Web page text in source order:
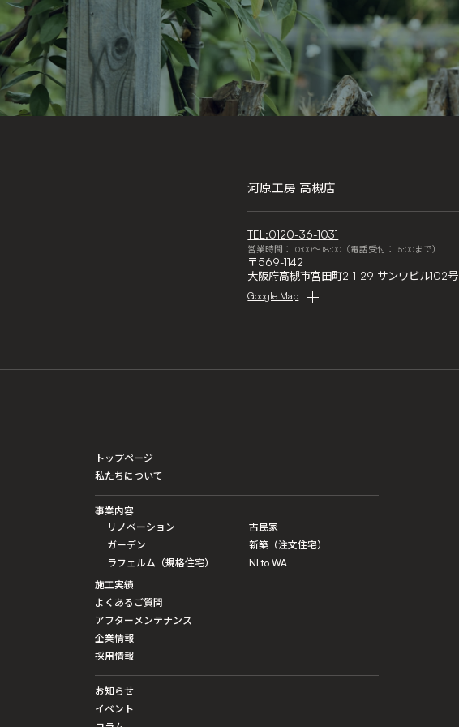
河原工房 高槻店
TEL:0120-36-1031
営業時間：10:00～18:00（電話受付：15:00まで）
〒569-1142
大阪府高槻市宮田町2-1-29 サンワビル102号
Google Map
トップページ
私たちについて
事業内容
リノベーション
古民家
ガーデン
新築（注文住宅）
ラフェルム（規格住宅）
NI to WA
施工実績
よくあるご質問
アフターメンテナンス
企業情報
採用情報
お知らせ
イベント